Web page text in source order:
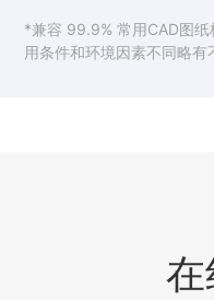
*兼容 99.9% 常用CAD图
用条件和环境因素不同略有